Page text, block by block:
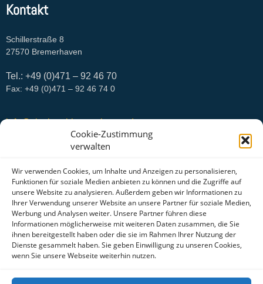
Cookie-Zustimmung
verwalten
Wir verwenden Cookies, um Inhalte und Anzeigen zu personalisieren,
Funktionen für soziale Medien anbieten zu können und die Zugriffe auf
unsere Website zu analysieren. Außerdem geben wir Informationen zu
Ihrer Verwendung unserer Website an unsere Partner für soziale Medien,
Werbung und Analysen weiter. Unsere Partner führen diese
Informationen möglicherweise mit weiteren Daten zusammen, die Sie
ihnen bereitgestellt haben oder die sie im Rahmen Ihrer Nutzung der
Dienste gesammelt haben. Sie geben Einwilligung zu unseren Cookies,
wenn Sie unsere Webseite weiterhin nutzen.
Kontakt
Schillerstraße 8
27570 Bremerhaven
Tel.: +49 (0)471 – 92 46 70
Fax: +49 (0)471 – 92 46 74 0
info@city-hotel-bremerhaven.de